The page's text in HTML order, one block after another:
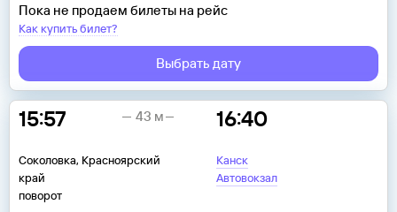
Пока не продаем билеты на рейс
Как купить билет?
Выбрать дату
15:57
Соколовка, Красноярский
край
поворот
16:40
Канск
Автовокзал
43 м